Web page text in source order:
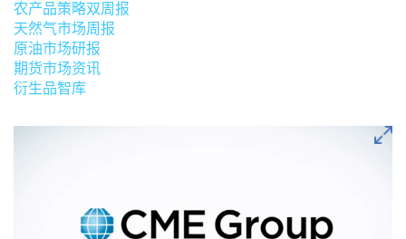
农产品策略双周报
天然气市场周报
原油市场研报
期货市场资讯
衍生品智库